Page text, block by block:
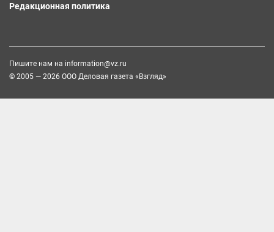
Редакционная политика
Пишите нам на information@vz.ru
© 2005 — 2026 ООО Деловая газета «Взгляд»